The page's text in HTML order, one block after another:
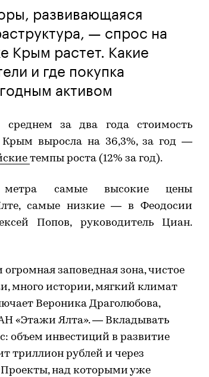
развивающаяся
— спрос на
Крым растет. Какие
и где покупка
активом
за два года стоимость
Крым выросла на 36,3%, за год —
темпы роста (12% за год).
метра самые высокие цены
самые низкие — в Феодосии
Попов, руководитель Циан.
заповедная зона, чистое
много истории, мягкий климат
Вероника Драголюбова,
«Этажи Ялта». — Вкладывать
объем инвестиций в развитие
триллион рублей и через
Проекты, над которыми уже